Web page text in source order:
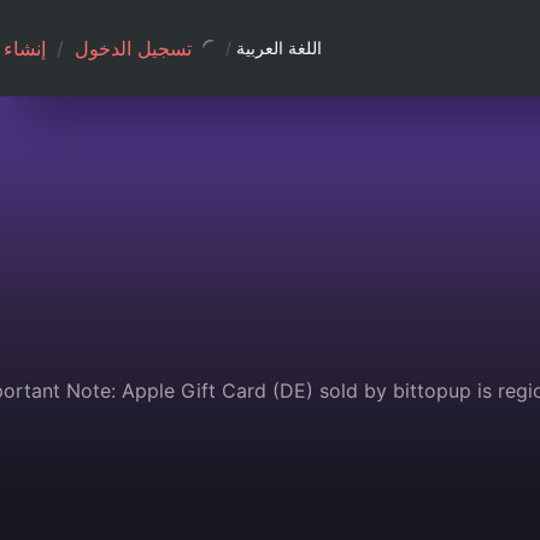
اللغة العربية / تسجيل الدخول /
Note: Apple Gift Card (DE) sold by bittopup is